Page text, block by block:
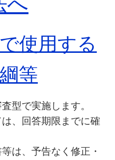
使用する
等
型で実施します。
、回答期限までに確
は、予告なく修正・